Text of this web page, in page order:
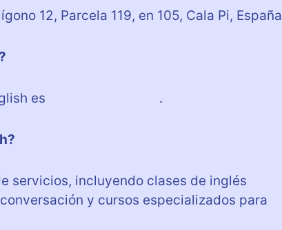
12, Parcela 119, en 105, Cala Pi,
es .
servicios, incluyendo clases de inglés
y cursos especializados para